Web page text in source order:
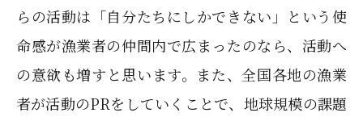
らの活動は「自分たちにしかできない」という使
命感が漁業者の仲間内で広まったのなら、活動へ
の意欲も増すと思います。また、全国各地の漁業
者が活動のPRをしていくことで、地球規模の課題